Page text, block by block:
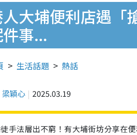
大埔便利店遇「
事...
生活話題 熱話
梁穎心 2025.03.19
手法層出不窮！有大埔街坊分享在